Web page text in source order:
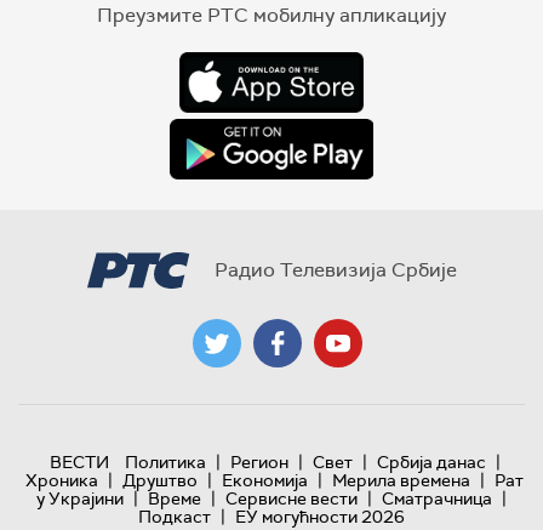
Преузмите РТС мобилну апликацију
Радио Телевизија Србије
ВЕСТИ Политика | Регион | Свет | Србија данас |
Хроника | Друштво | Економија | Мерила времена | Рат
у Украјини | Време | Сервисне вести | Сматрачница |
Подкаст | ЕУ могућности 2026